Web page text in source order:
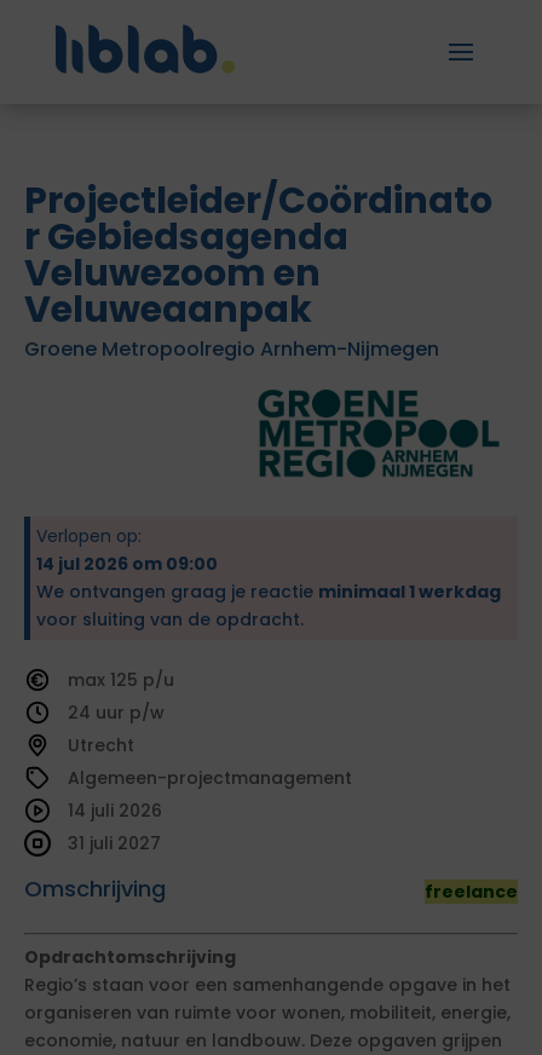
Projectleider/Coördinato
r Gebiedsagenda
Veluwezoom en
Veluweaanpak
Groene Metropoolregio Arnhem-Nijmegen
Verlopen op:
14 jul 2026 om 09:00
We ontvangen graag je reactie minimaal 1 werkdag
voor sluiting van de opdracht.
125
24
Utrecht
Algemeen-projectmanagement
Omschrijving freelance
14 juli 2026
31 juli 2027
Opdrachtomschrijving
Regio’s staan voor een samenhangende opgave in het
organiseren van ruimte voor wonen, mobiliteit, energie,
economie, natuur en landbouw. Deze opgaven grijpen